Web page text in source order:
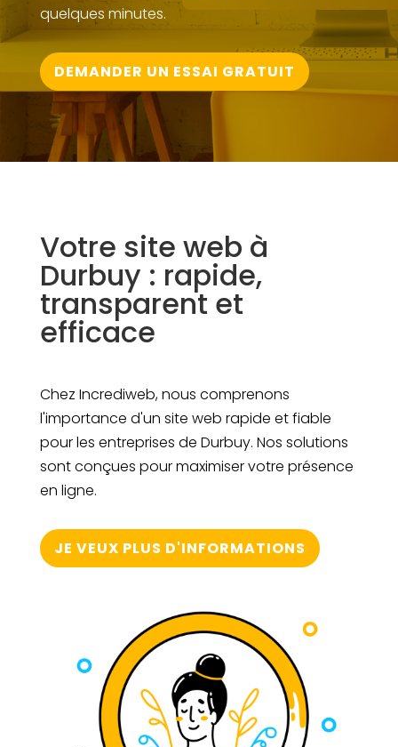
quelques minutes.
DEMANDER UN ESSAI GRATUIT
Votre site web à
Durbuy : rapide,
transparent et
efficace
Chez Incrediweb, nous comprenons
l'importance d'un site web rapide et fiable
pour les entreprises de Durbuy. Nos solutions
sont conçues pour maximiser votre présence
en ligne.
JE VEUX PLUS D'INFORMATIONS